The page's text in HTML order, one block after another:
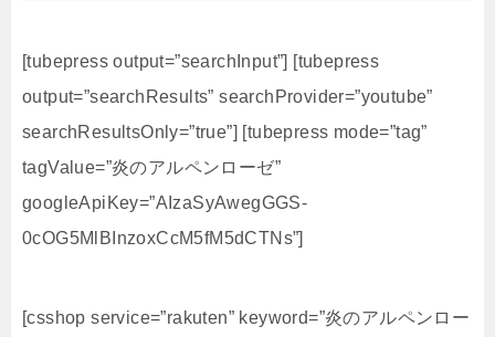
[tubepress output=”searchInput”] [tubepress
output=”searchResults” searchProvider=”youtube”
searchResultsOnly=”true”] [tubepress mode=”tag”
tagValue=”炎のアルペンローゼ”
googleApiKey=”AIzaSyAwegGGS-
0cOG5MlBInzoxCcM5fM5dCTNs”]
[csshop service=”rakuten” keyword=”炎のアルペンロー